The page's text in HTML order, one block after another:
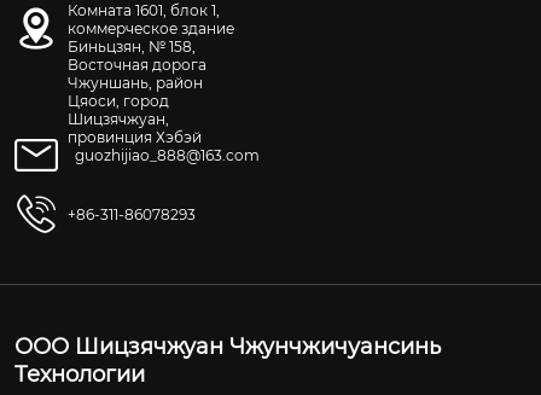
Комната 1601, блок 1,
коммерческое здание
Биньцзян, № 158,
Восточная дорога
Чжуншань, район
Цяоси, город
Шицзячжуан,
провинция Хэбэй
guozhijiao_888@163.com
+86-311-86078293
ООО Шицзячжуан Чжунчжичуансинь
Технологии